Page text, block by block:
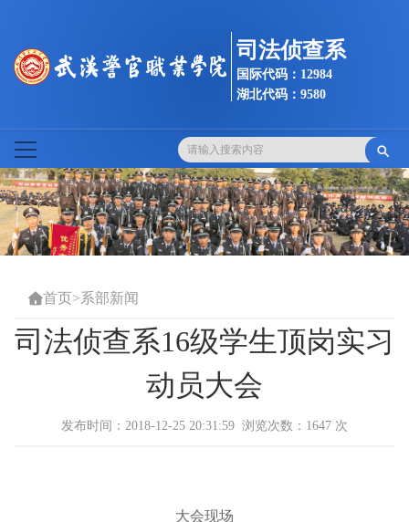
司法侦查系
国际代码：12984
湖北代码：9580

首页>系部新闻
司法侦查系16级学生顶岗实习
动员大会
发布时间：2018-12-25 20:31:59 浏览次数： 1647 次
大会现场